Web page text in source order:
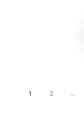
1 2 …